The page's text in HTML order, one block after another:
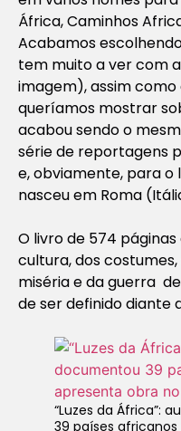
África, Caminhos
Acabamos
tem muito a ver com
imagem), assim
queríamos mostrar
acabou sendo o
série de reportagens
e, obviamente, para o
nasceu em Roma
O livro de 574
cultura, dos
miséria e da guerra
de ser definido diante
“Luzes da África”:
39 países